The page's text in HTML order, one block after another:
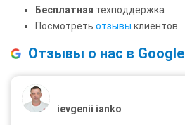
Бесплатная техподдержка
Посмотреть отзывы клиентов
Отзывы о нас в Google
ievgenii ianko